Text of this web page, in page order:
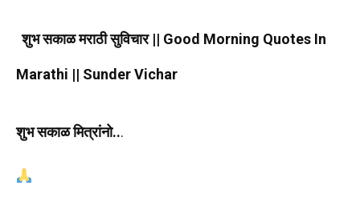
शुभ सकाळ मराठी सुविचार || Good Morning Quotes In
Marathi || Sunder Vichar
शुभ सकाळ मित्रांनो...